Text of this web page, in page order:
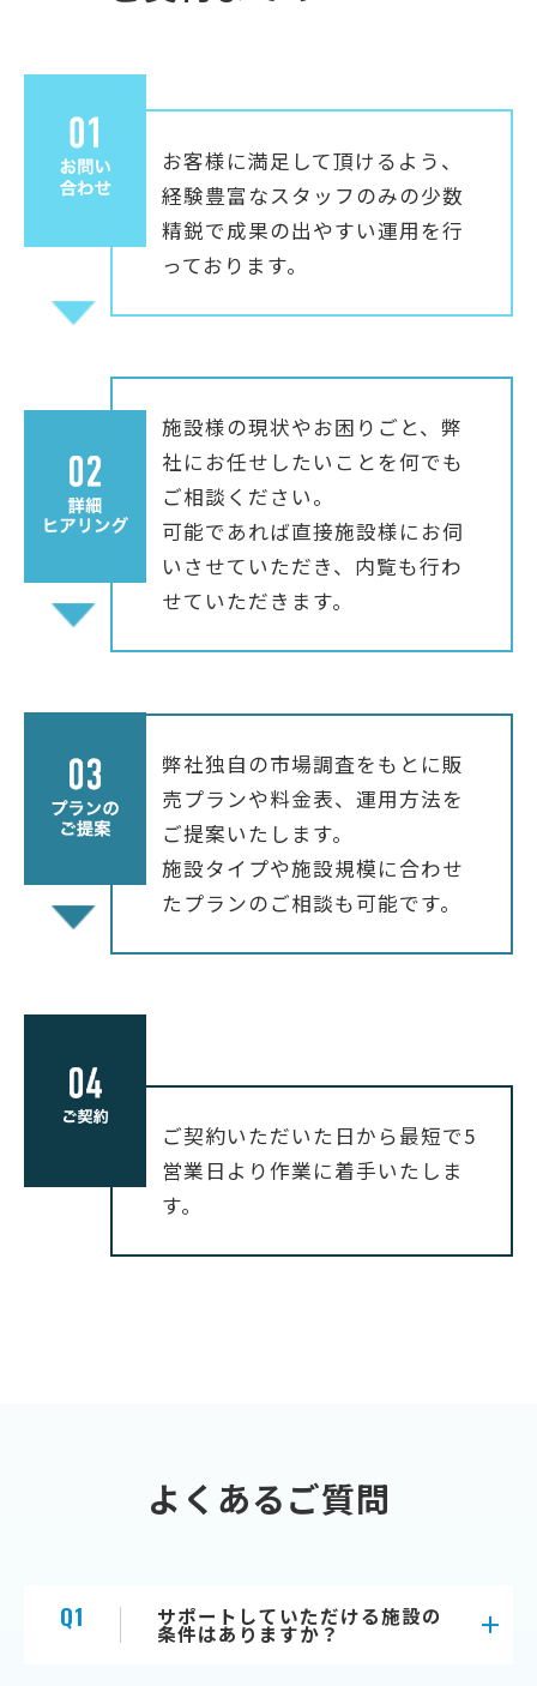
お客様に満足して頂けるよう、
経験豊富なスタッフのみの少数
精鋭で成果の出やすい運用を行
っております。
施設様の現状やお困りごと、弊
社にお任せしたいことを何でも
ご相談ください。
可能であれば直接施設様にお伺
いさせていただき、内覧も行わ
せていただきます。
弊社独自の市場調査をもとに販
売プランや料金表、運用方法を
ご提案いたします。
施設タイプや施設規模に合わせ
たプランのご相談も可能です。
ご契約いただいた日から最短で5
営業日より作業に着手いたしま
す。
よくあるご質問
Q1 サポートしていただける施設の
条件はありますか？